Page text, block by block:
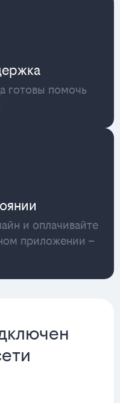
готовы помочь
и оплачивайте
приложении –